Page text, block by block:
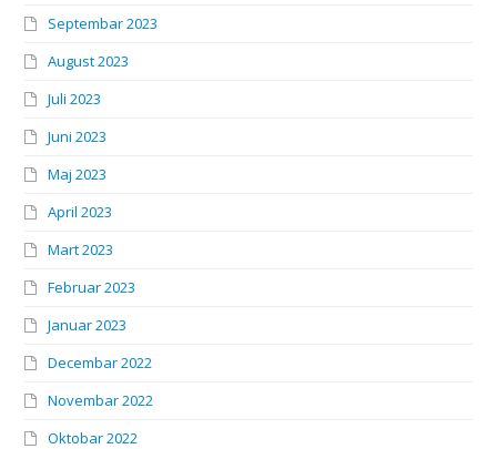
Septembar 2023
August 2023
Juli 2023
Juni 2023
Maj 2023
April 2023
Mart 2023
Februar 2023
Januar 2023
Decembar 2022
Novembar 2022
Oktobar 2022